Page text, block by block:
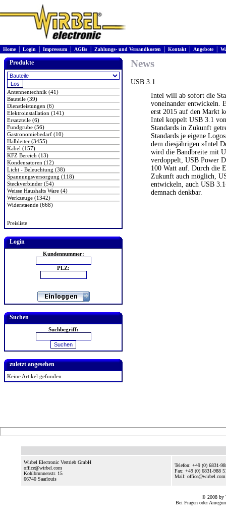
Home| Login Impressum AGBs Zahlungs- und Versandkosten Kontakt| Angebote|
Produkte
Antennentechnik (41)
Bauteile (39)
Dienstleistungen (6)
Elektroinstallation (141)
Ersatzteile (6)
Fundgrube (56)
Gastronomiebedarf (10)
Halbleiter (3455)
Kabel (157)
KFZ Bereich (13)
Kondensatoren (12)
Licht - Beleuchtung (38)
Spannungsversorgung (118)
Steckverbinder (54)
Weisse Haushalts Ware (4)
Werkzeuge (1342)
Widerstaende (668)
Preisliste
Login
Kundennummer:
PLZ:
Suchen
Suchbegriff:
zuletzt angesehen
Keine Artikel gefunden
News
USB 3.1
Intel will ab sofort die
voneinander entwickeln.
erst 2015 auf den Markt
Intel koppelt USB 3.1
Standards in Zukunft
Standards je eigene
dem diesjährigen »Intel
wird die Bandbreite mit
verdoppelt, USB Power
100 Watt auf. Durch die
Zukunft auch möglich,
entwickeln, auch USB
demnach denkbar.
Wirbel Electronic Vertrieb GmbH
office@wirbel.com
Kohlbrunnenstr. 15
66740 Saarlouis
Telefon: +49 (0) 6831-
Fax: +49 (0) 6831-988
Mail: office@wirbel.com
© 2008 by
Bei Fragen oder